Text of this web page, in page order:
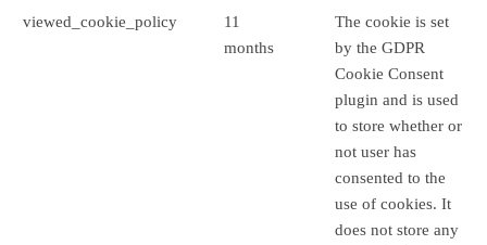
viewed_cookie_policy
11
months
The cookie is set
by the GDPR
Cookie Consent
plugin and is used
to store whether or
not user has
consented to the
use of cookies. It
does not store any